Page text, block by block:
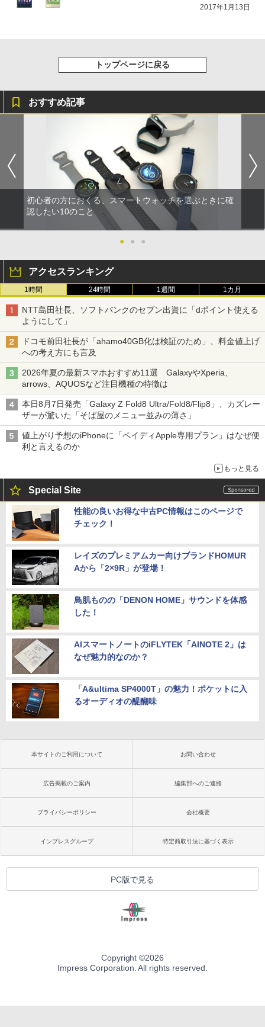
2017年1月13日
トップページに戻る
おすすめ記事
初心者の方におくる、スマートウォッチを選ぶときに確
認したい10のこと
● ● ●
アクセスランキング
1時間 24時間 1週間 1カ月
NTT島田社長、ソフトバンクのセブン出資に「dポイント使える
ようにして」
ドコモ前田社長が「ahamo40GB化は検証のため」、料金値上げ
への考え方にも言及
2026年夏の最新スマホおすすめ11選 GalaxyやXperia、
arrows、AQUOSなど注目機種の特徴は
本日8月7日発売「Galaxy Z Fold8 Ultra/Fold8/Flip8」、カズレー
ザーが驚いた「そば屋のメニュー並みの薄さ」
値上がり予想のiPhoneに「ペイディApple専用プラン」はなぜ便
利と言えるのか
もっと見る
Special Site
性能の良いお得な中古PC情報はこのページで
チェック！
レイズのプレミアムカー向けブランドHOMUR
Aから「2×9R」が登場！
鳥肌ものの「DENON HOME」サウンドを体感
した！
AIスマートノートのiFLYTEK「AINOTE 2」は
なぜ魅力的なのか？
「A&ultima SP4000T」の魅力！ポケットに入
るオーディオの醍醐味
本サイトのご利用について お問い合わせ
広告掲載のご案内 編集部へのご連絡
プライバシーポリシー 会社概要
インプレスグループ 特定商取引法に基づく表示
PC版で見る
Copyright ©2026
Impress Corporation. All rights reserved.